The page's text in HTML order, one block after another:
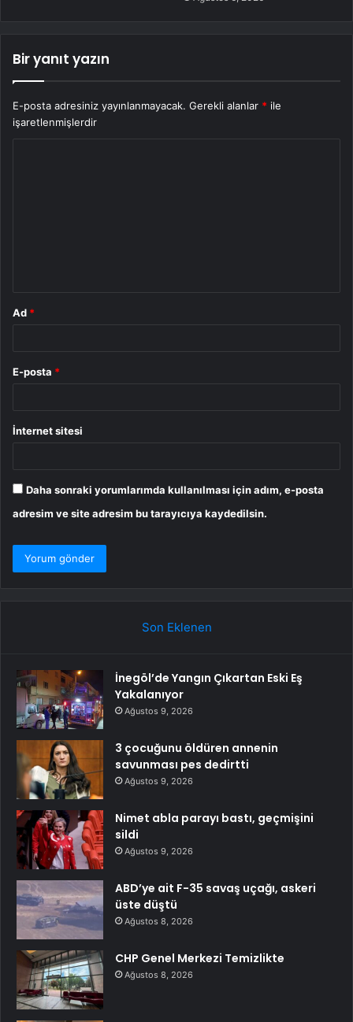
Bir yanıt yazın
E-posta adresiniz yayınlanmayacak. Gerekli alanlar * ile
işaretlenmişlerdir
Ad *
E-posta *
İnternet sitesi
Daha sonraki yorumlarımda kullanılması için adım, e-posta
adresim ve site adresim bu tarayıcıya kaydedilsin.
Son Eklenen
İnegöl’de Yangın Çıkartan Eski Eş
Yakalanıyor
Ağustos 9, 2026
3 çocuğunu öldüren annenin
savunması pes dedirtti
Ağustos 9, 2026
Nimet abla parayı bastı, geçmişini
sildi
Ağustos 9, 2026
ABD’ye ait F-35 savaş uçağı, askeri
üste düştü
Ağustos 8, 2026
CHP Genel Merkezi Temizlikte
Ağustos 8, 2026